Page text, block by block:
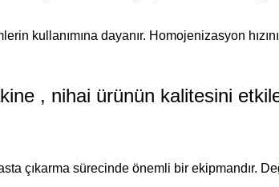
kullanımına dayanır. Homojenizasyon
, nihai ürünün kalitesini
çıkarma sürecinde önemli bir ekipmandır.